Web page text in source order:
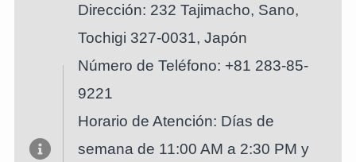
Dirección: 232 Tajimacho, Sano,
Tochigi 327-0031, Japón
Número de Teléfono: +81 283-85-
9221
Horario de Atención: Días de
semana de 11:00 AM a 2:30 PM y